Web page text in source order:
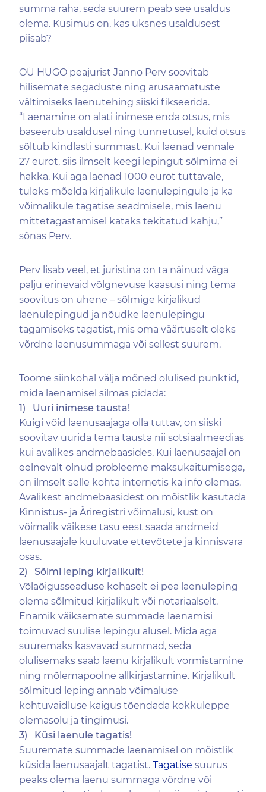
summa raha, seda suurem peab see usaldus
olema. Küsimus on, kas üksnes usaldusest
piisab?
OÜ HUGO peajurist Janno Perv soovitab
hilisemate segaduste ning arusaamatuste
vältimiseks laenutehing siiski fikseerida.
“Laenamine on alati inimese enda otsus, mis
baseerub usaldusel ning tunnetusel, kuid otsus
sõltub kindlasti summast. Kui laenad vennale
27 eurot, siis ilmselt keegi lepingut sõlmima ei
hakka. Kui aga laenad 1000 eurot tuttavale,
tuleks mõelda kirjalikule laenulepingule ja ka
võimalikule tagatise seadmisele, mis laenu
mittetagastamisel kataks tekitatud kahju,”
sõnas Perv.
Perv lisab veel, et juristina on ta näinud väga
palju erinevaid võlgnevuse kaasusi ning tema
soovitus on ühene – sõlmige kirjalikud
laenulepingud ja nõudke laenulepingu
tagamiseks tagatist, mis oma väärtuselt oleks
võrdne laenusummaga või sellest suurem.
Toome siinkohal välja mõned olulised punktid,
mida laenamisel silmas pidada:
1) Uuri inimese tausta!
Kuigi võid laenusaajaga olla tuttav, on siiski
soovitav uurida tema tausta nii sotsiaalmeedias
kui avalikes andmebaasides. Kui laenusaajal on
eelnevalt olnud probleeme maksukäitumisega,
on ilmselt selle kohta internetis ka info olemas.
Avalikest andmebaasidest on mõistlik kasutada
Kinnistus- ja Äriregistri võimalusi, kust on
võimalik väikese tasu eest saada andmeid
laenusaajale kuuluvate ettevõtete ja kinnisvara
osas.
2) Sõlmi leping kirjalikult!
Võlaõigusseaduse kohaselt ei pea laenuleping
olema sõlmitud kirjalikult või notariaalselt.
Enamik väiksemate summade laenamisi
toimuvad suulise lepingu alusel. Mida aga
suuremaks kasvavad summad, seda
olulisemaks saab laenu kirjalikult vormistamine
ning mõlemapoolne allkirjastamine. Kirjalikult
sõlmitud leping annab võimaluse
kohtuvaidluse käigus tõendada kokkuleppe
olemasolu ja tingimusi.
3) Küsi laenule tagatis!
Suuremate summade laenamisel on mõistlik
küsida laenusaajalt tagatist. Tagatise suurus
peaks olema laenu summaga võrdne või